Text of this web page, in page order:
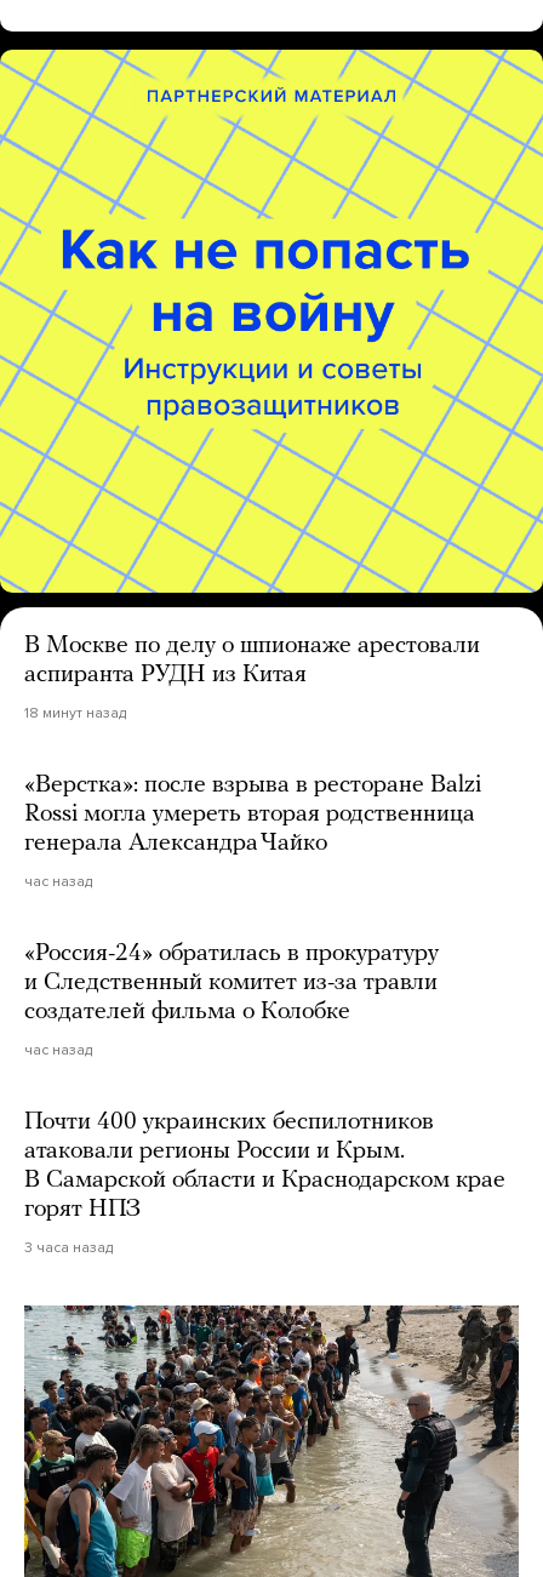
В Москве по делу о шпионаже арестовали
аспиранта РУДН из Китая
18 минут назад
«Верстка»: после взрыва в ресторане Balzi
Rossi могла умереть вторая родственница
генерала Александра Чайко
час назад
«Россия-24» обратилась в прокуратуру
и Следственный комитет из-за травли
создателей фильма о Колобке
час назад
Почти 400 украинских беспилотников
атаковали регионы России и Крым.
В Самарской области и Краснодарском крае
горят НПЗ
3 часа назад